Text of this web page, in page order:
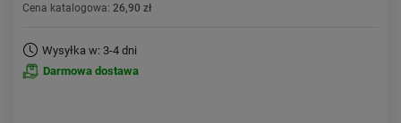
Cena katalogowa: 26,90 zł
Wysyłka w: 3-4 dni
Darmowa dostawa